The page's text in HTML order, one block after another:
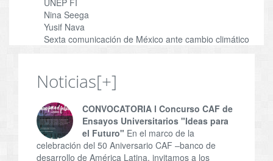
UNEP FI
Nina Seega
Yusif Nava
Sexta comunicación de México ante cambio climático
Noticias[+]
CONVOCATORIA l Concurso CAF de
Ensayos Universitarios "Ideas para
el Futuro" En el marco de la
celebración del 50 Aniversario CAF –banco de
desarrollo de América Latina, invitamos a los